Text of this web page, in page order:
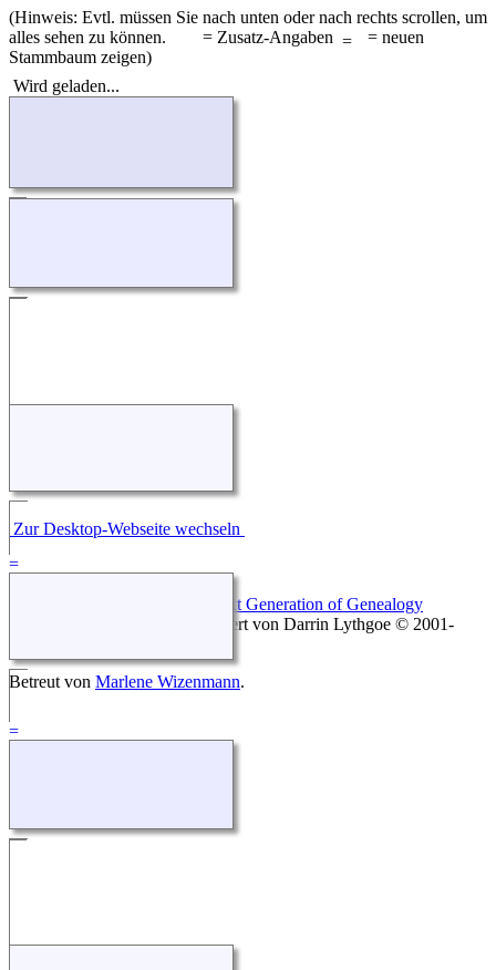
(Hinweis: Evtl. müssen Sie nach unten oder nach rechts scrollen, um
alles sehen zu können.
= Zusatz-Angaben
= neuen
Stammbaum zeigen)
Wird geladen...
Zur Desktop-Webseite wechseln
The Next Generation of Genealogy
v. 12.2, programmiert von Darrin Lythgoe © 2001-
Betreut von Marlene Wizenmann.